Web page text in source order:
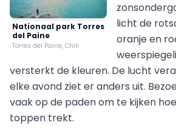
Nationaal park Torres
del Paine
Torres del Paine, Chili
licht de
oranje en
versterkt de kleuren. De lucht
elke avond ziet er anders uit.
vaak op de paden om te kijken
toppen trekt.